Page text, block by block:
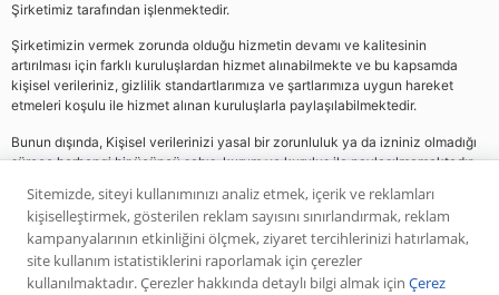
Şirketimiz tarafından işlenmektedir.
Şirketimizin vermek zorunda olduğu hizmetin devamı ve kalitesinin
artırılması için farklı kuruluşlardan hizmet alınabilmekte ve bu kapsamda
kişisel verileriniz, gizlilik standartlarımıza ve şartlarımıza uygun hareket
etmeleri koşulu ile hizmet alınan kuruluşlarla paylaşılabilmektedir.
Bunun dışında, Kişisel verilerinizi yasal bir zorunluluk ya da izniniz olmadığı
sürece herhangi bir üçüncü şahıs, kurum ve kuruluş ile paylaşılmamaktadır.
Web sitemizde yer alan analiz, yorum ve tavsiyeler yatırım danışmanlığı
kapsamında değildir. Bu tavsiyeler genel nitelikte olup, özel olarak sizin mali
durumunuz ile risk ve getiri tercihlerinize uygun olarak hazırlanmamıştır. Bu
Sitemizde, siteyi kullanımınızı analiz etmek, içerik ve reklamları
kişiselleştirmek, gösterilen reklam sayısını sınırlandırmak, reklam
kampanyalarının etkinliğini ölçmek, ziyaret tercihlerinizi hatırlamak,
site kullanım istatistiklerini raporlamak için çerezler
kullanılmaktadır. Çerezler hakkında detaylı bilgi almak için Çerez